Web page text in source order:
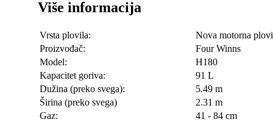
Više informacija
Vrsta plovila:
Nova motorna
Proizvođač:
Four Winns
Model:
H180
Kapacitet goriva:
91 L
Dužina (preko svega):
5.49 m
Širina (preko svega)
2.31 m
Gaz:
41 - 84 cm